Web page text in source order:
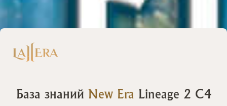
База знаний New Era Lineage 2 C4